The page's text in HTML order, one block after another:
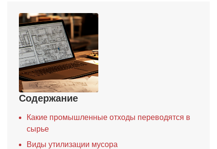
Содержание
Какие промышленные отходы переводятся в
сырье
Виды утилизации мусора